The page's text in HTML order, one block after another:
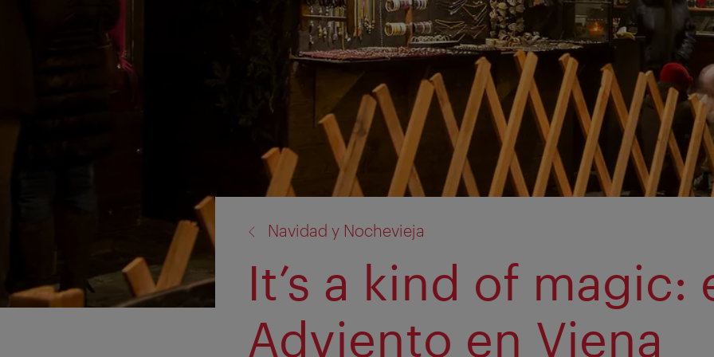
Navidad y Nochevieja
It’s a kind of magic:
Adviento en Viena